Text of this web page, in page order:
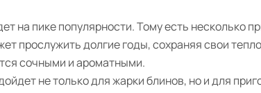
на пике популярности. Тому есть несколько
прослужить долгие годы, сохраняя свои
сочными и ароматными.
не только для жарки блинов, но и для